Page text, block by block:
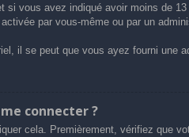
si vous avez indiqué avoir moins de
par vous-même ou par un
il se peut que vous ayez fourni une
connecter ?
cela. Premièrement, vérifiez que